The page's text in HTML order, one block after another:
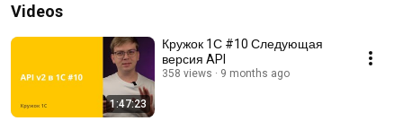
Videos
1:47:23
Кружок 1С #10 Следующая
версия API
358 views 9 months ago